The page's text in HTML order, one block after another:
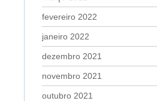
fevereiro 2022
janeiro 2022
dezembro 2021
novembro 2021
outubro 2021